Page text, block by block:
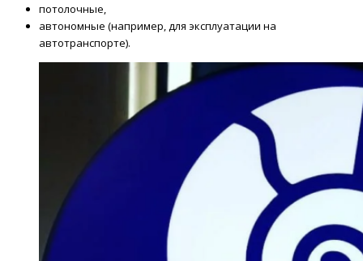
потолочные,
автономные (например, для эксплуатации на
автотранспорте).